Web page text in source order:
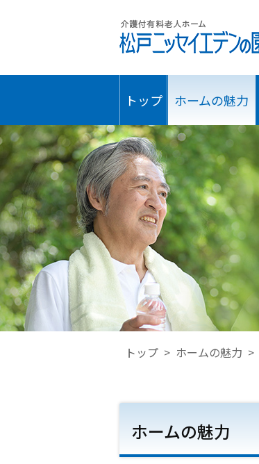
トップ ホームの魅力
トップ > ホームの魅力 >
ホームの魅力